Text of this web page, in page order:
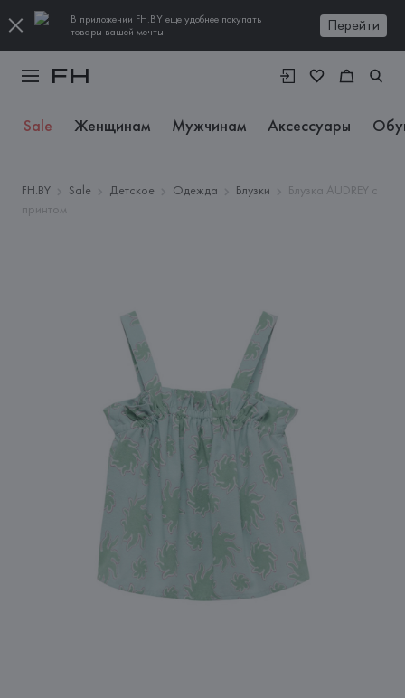
В приложении FH.BY еще удобнее покупать
товары вашей мечты
Перейти
Sale Женщинам Мужчинам Аксессуары
FH.BY Sale Детское Одежда Блузки
Блузка AUDREY с
принтом